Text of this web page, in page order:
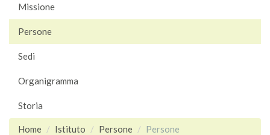
Missione
Persone
Sedi
Organigramma
Storia
Home Istituto Persone Persone